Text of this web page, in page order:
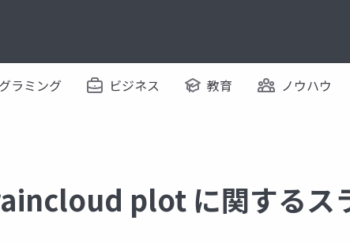
ラミング ビジネス 教育 ノウハウ
plot に関するス